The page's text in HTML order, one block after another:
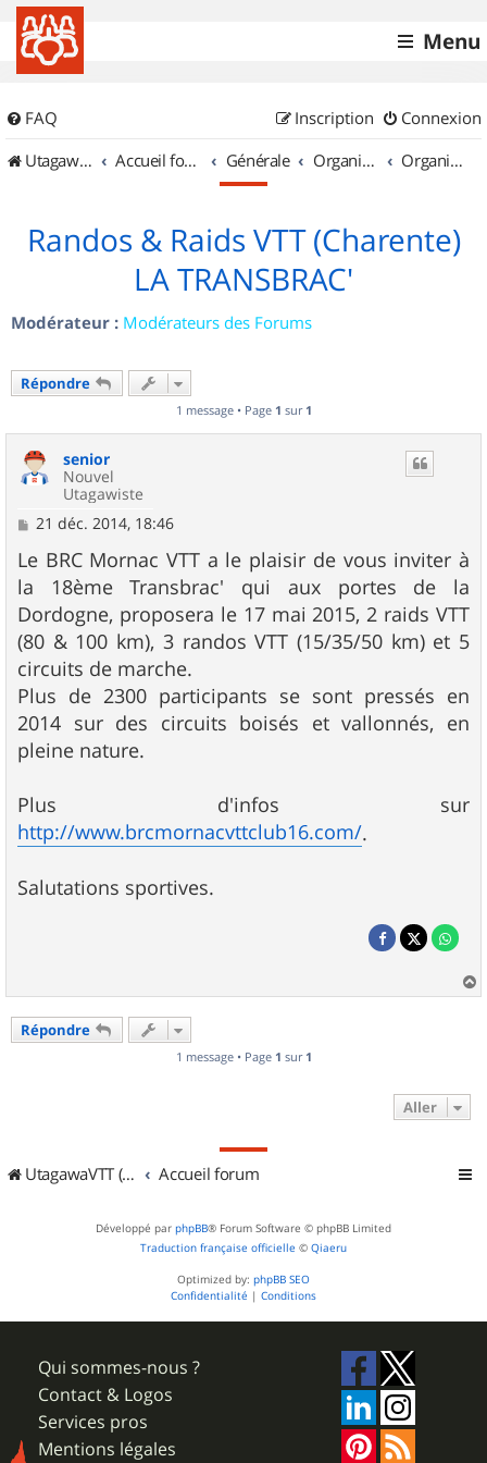
Menu
FAQ Connexion
Inscription
UtagawaVTT (Randos VTT et VTTAE avec traces GPS)
Accueil forum Générale Organisation de sorties & Recherche de partenaires Organisation de sorties en région Poitou Charentes
Randos & Raids VTT (Charente)
LA TRANSBRAC'
Modérateur : Modérateurs des Forums
Répondre
1 message • Page 1 sur 1
senior
Nouvel
Utagawiste
M
s
s
a
g
e
21 déc. 2014, 18:46
Le BRC Mornac VTT a le plaisir de vous inviter à
la 18ème Transbrac' qui aux portes de la
Dordogne, proposera le 17 mai 2015, 2 raids VTT
(80 & 100 km), 3 randos VTT (15/35/50 km) et 5
circuits de marche.
Plus de 2300 participants se sont pressés en
2014 sur des circuits boisés et vallonnés, en
pleine nature.
Plus d'infos sur
http://www.brcmornacvttclub16.com/.
Salutations sportives.
a
Répondre
1 message • Page 1 sur 1
Aller
UtagawaVTT (Randos VTT et VTTAE avec traces GPS) Accueil forum
Développé par phpBB® Forum Software © phpBB Limited
Traduction française officielle © Qiaeru
Optimized by: phpBB SEO
Confidentialité | Conditions
Qui sommes-nous ?
Contact & Logos
Services pros
Mentions légales